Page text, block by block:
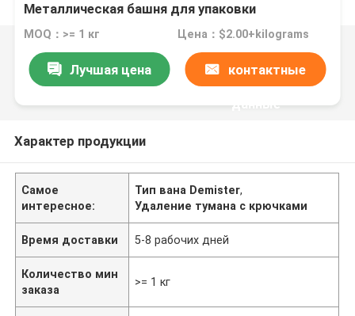
Металлическая башня для упаковки
MOQ：>= 1 кг Цена：$2.00+kilograms
Лучшая цена контактные
данные
Характер продукции
Самое
интересное:
Тип вана Demister,
Удаление тумана с крючками
Время доставки 5-8 рабочих дней
Количество мин
заказа
>= 1 кг